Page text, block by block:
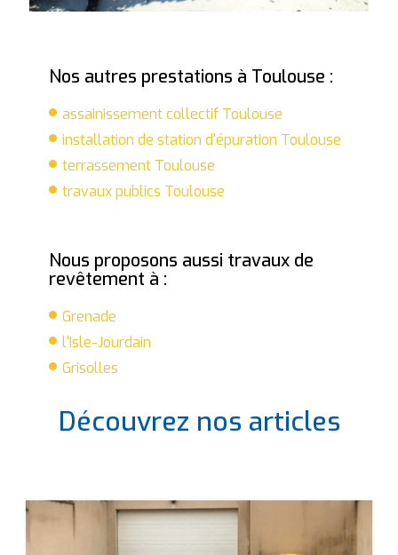
Nos autres prestations à Toulouse :
assainissement collectif Toulouse
installation de station d'épuration Toulouse
terrassement Toulouse
travaux publics Toulouse
Nous proposons aussi travaux de
revêtement à :
Grenade
l'Isle-Jourdain
Grisolles
Découvrez nos articles